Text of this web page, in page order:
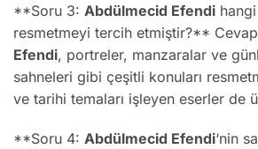
**Soru 3: Abdülmecid Efendi
resmetmeyi tercih etmiştir?**
Efendi, portreler, manzaralar ve
sahneleri gibi çeşitli konuları
ve tarihi temaları işleyen eserler de
**Soru 4: Abdülmecid Efendi‘nin